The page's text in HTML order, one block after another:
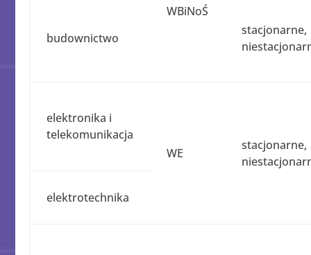
WBiNoŚ
budownictwo
stacjonarne,
elektronika i
telekomunikacja
WE
stacjonarne,
elektrotechnika